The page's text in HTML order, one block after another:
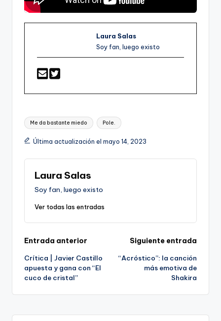
Laura Salas
Soy fan, luego existo
Etiquetas:
Me da bastante miedo Pole.
Última actualización el mayo 14, 2023
Laura Salas
Soy fan, luego existo
Ver todas las entradas
Navegación
de
entradas
Entrada anterior
Crítica | Javier Castillo
apuesta y gana con “El
cuco de cristal”
Siguiente entrada
“Acróstico”: la canción
más emotiva de
Shakira